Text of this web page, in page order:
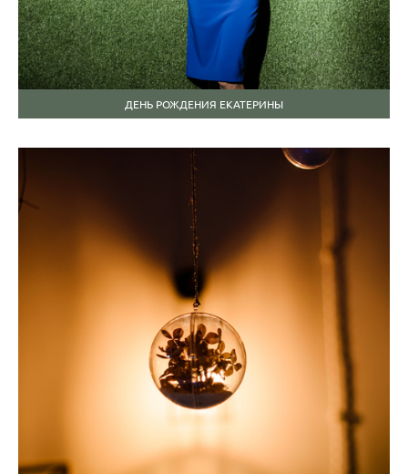
ДЕНЬ РОЖДЕНИЯ ЕКАТЕРИНЫ